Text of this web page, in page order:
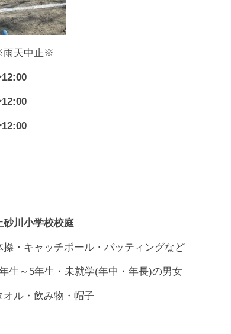
天中止※
砂川小学校校庭
・キャッチボール・バッティングなど
～5年生・未就学(年中・年長)の男女
ル・飲み物・帽子